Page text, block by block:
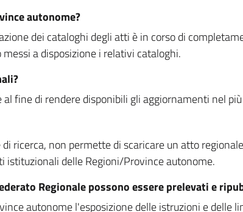
autonome?
dei cataloghi degli atti è in corso di
a disposizione i relativi cataloghi.
fine di rendere disponibili gli aggiornamenti nel
ricerca, non permette di scaricare un atto
istituzionali delle Regioni/Province autonome.
Regionale possono essere prelevati e
autonome l'esposizione delle istruzioni e delle